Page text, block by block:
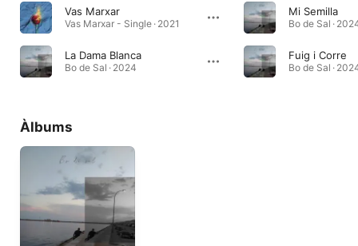
Vas Marxar
Vas Marxar - Single · 2021
La Dama Blanca
Bo de Sal · 2024
Mi Semilla
Bo de Sal ·
Fuig i Corre
Bo de Sal ·
Àlbums